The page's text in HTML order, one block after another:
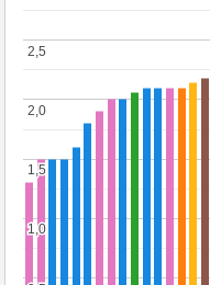
1,0
1,0
1,5
1,5
2,0
2,0
2,5
2,5